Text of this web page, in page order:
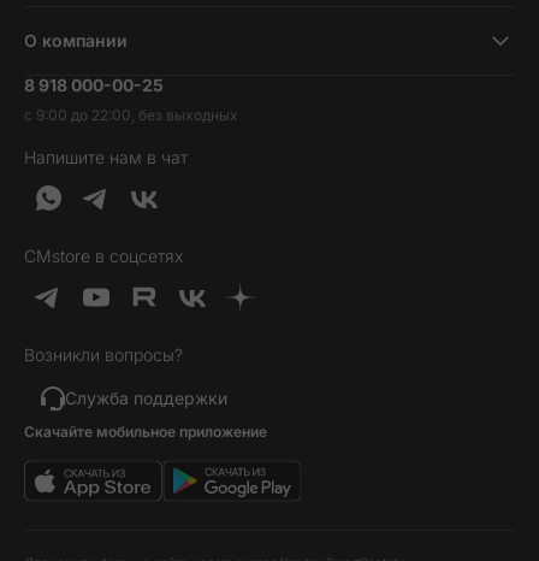
Наушники и колонки
Гаджеты
Услуги и софт
Идеи подарков
Товары дня
Выгодные комплекты
Хиты продаж
Уценка
Трейд-ин
Гарантия и возврат
Доставка и оплата
Кредит и рассрочка
О компании
Вакансии
Контакты
Обратная связь
О нас
8 918 000-00-25
с 9:00 до 22:00, без выходных
Напишите нам в чат
CMstore в соцсетях
Возникли вопросы?
Служба поддержки
Скачайте мобильное приложение